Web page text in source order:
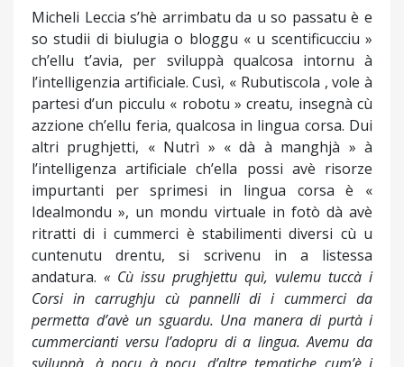
Micheli Leccia s’hè arrimbatu da u so passatu è e
so studii di biulugia o bloggu « u scentificucciu »
ch’ellu t’avia, per sviluppà qualcosa intornu à
l’intelligenzia artificiale. Cusì, « Rubutiscola , vole à
partesi d’un picculu « robotu » creatu, insegnà cù
azzione ch’ellu feria, qualcosa in lingua corsa. Dui
altri prughjetti, « Nutrì » « dà à manghjà » à
l’intelligenza artificiale ch’ella possi avè risorze
impurtanti per sprimesi in lingua corsa è «
Idealmondu », un mondu virtuale in fotò dà avè
ritratti di i cummerci è stabilimenti diversi cù u
cuntenutu drentu, si scrivenu in a listessa
andatura. « Cù issu prughjettu quì, vulemu tuccà i
Corsi in carrughju cù pannelli di i cummerci da
permetta d’avè un sguardu. Una manera di purtà i
cummercianti versu l’adopru di a lingua. Avemu da